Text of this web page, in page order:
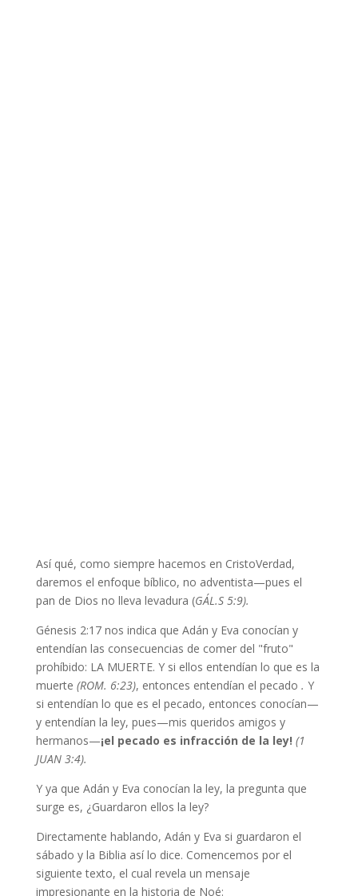
Así qué, como siempre hacemos en CristoVerdad,
daremos el enfoque bíblico, no adventista—pues el
pan de Dios no lleva levadura (GÁL.S 5:9).
Génesis 2:17 nos indica que Adán y Eva conocían y
entendían las consecuencias de comer del "fruto"
prohíbido: LA MUERTE. Y si ellos entendían lo que es la
muerte (ROM. 6:23), entonces entendían el pecado . Y
si entendían lo que es el pecado, entonces conocían—
y entendían la ley, pues—mis queridos amigos y
hermanos—¡el pecado es infracción de la ley! (1
JUAN 3:4).
Y ya que Adán y Eva conocían la ley, la pregunta que
surge es, ¿Guardaron ellos la ley?
Directamente hablando, Adán y Eva si guardaron el
sábado y la Biblia así lo dice. Comencemos por el
siguiente texto, el cual revela un mensaje
impresionante en la historia de Noé: